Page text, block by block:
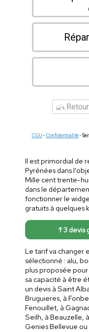
CGU - Confidentialité-
Il est primordial de
Pyrénées dans
Mille cent trente-
dans le
fonctionner le
gratuits à quelques
↑ 3 devis
Le tarif va changer
sélectionné : alu,
plus proposée
sa capacité à être
un devis à Saint
Bruguieres, à
Fenouillet, à
Seilh, à Beauzelle,
Genies Bellevue